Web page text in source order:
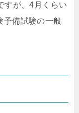
すが、4月くらい
予備試験の一般